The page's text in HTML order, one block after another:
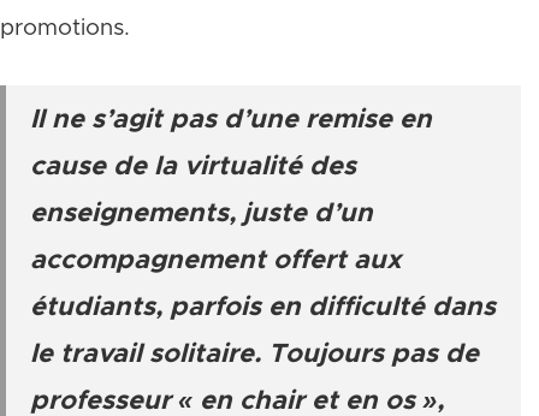
promotions.
Il ne s’agit pas d’une remise en
cause de la virtualité des
enseignements, juste d’un
accompagnement offert aux
étudiants, parfois en difficulté dans
le travail solitaire. Toujours pas de
professeur « en chair et en os »,